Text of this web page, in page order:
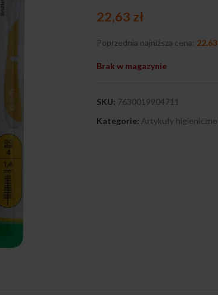
22,63 zł
Poprzednia najniższa cena: 22,63
Brak w magazynie
SKU: 7630019904711
Kategorie: Artykuły higieniczne